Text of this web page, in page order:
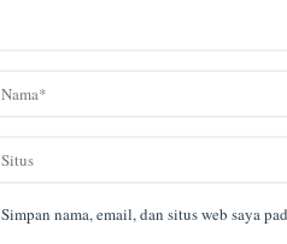
Simpan nama, email, dan situs web saya